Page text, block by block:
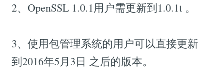
2、OpenSSL 1.0.1用户需更新到1.0.1t 。
3、使用包管理系统的用户可以直接更新
到2016年5月3日 之后的版本。